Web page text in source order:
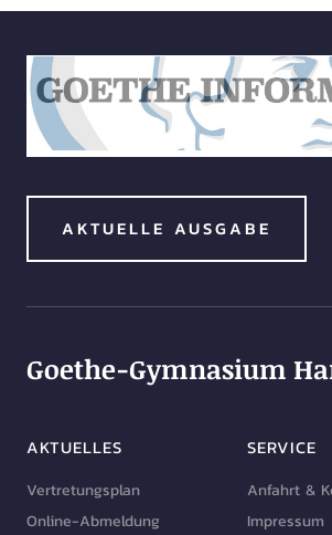
AKTUELLE AUSGABE
Goethe-Gymnasium
AKTUELLES
Vertretungsplan
Online-Abmeldung
SERVICE
Anfahrt &
Impressum